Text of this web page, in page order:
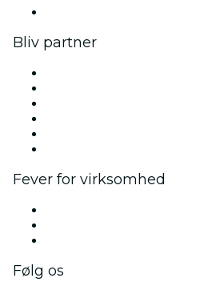
Bliv partner
Fever for virksomhed
Følg os